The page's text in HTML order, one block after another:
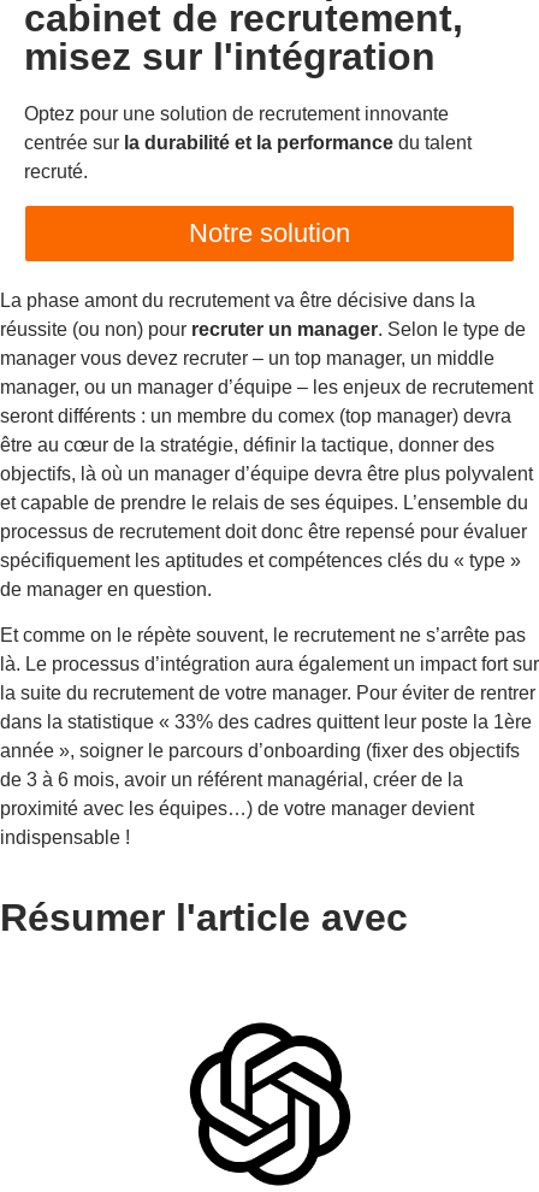
cabinet de recrutement,
misez sur l'intégration
Optez pour une solution de recrutement innovante
centrée sur la durabilité et la performance du talent
recruté.
Notre solution
La phase amont du recrutement va être décisive dans la
réussite (ou non) pour recruter un manager. Selon le type de
manager vous devez recruter – un top manager, un middle
manager, ou un manager d’équipe – les enjeux de recrutement
seront différents : un membre du comex (top manager) devra
être au cœur de la stratégie, définir la tactique, donner des
objectifs, là où un manager d’équipe devra être plus polyvalent
et capable de prendre le relais de ses équipes. L’ensemble du
processus de recrutement doit donc être repensé pour évaluer
spécifiquement les aptitudes et compétences clés du « type »
de manager en question.
Et comme on le répète souvent, le recrutement ne s’arrête pas
là. Le processus d’intégration aura également un impact fort sur
la suite du recrutement de votre manager. Pour éviter de rentrer
dans la statistique « 33% des cadres quittent leur poste la 1ère
année », soigner le parcours d’onboarding (fixer des objectifs
de 3 à 6 mois, avoir un référent managérial, créer de la
proximité avec les équipes…) de votre manager devient
indispensable !
Résumer l'article avec